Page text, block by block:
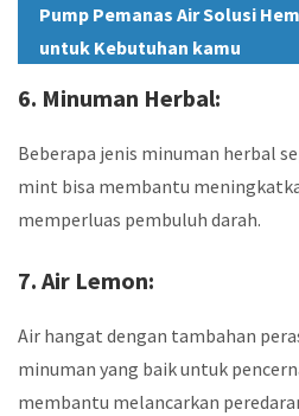
Pump Pemanas Air Solusi
untuk Kebutuhan kamu
6. Minuman Herbal:
Beberapa jenis minuman herbal
mint bisa membantu
memperluas pembuluh darah.
7. Air Lemon:
Air hangat dengan tambahan
minuman yang baik untuk
membantu melancarkan